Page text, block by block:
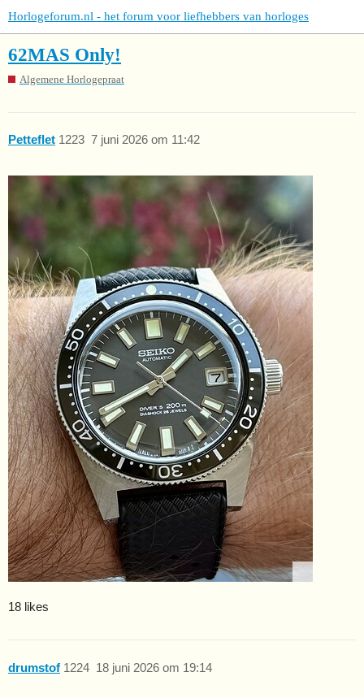
Horlogeforum.nl - het forum voor liefhebbers van horloges
62MAS Only!
Algemene Horlogepraat
Petteflet 7 juni 2026 om 11:42
1223
18 likes
drumstof 18 juni 2026 om 19:14
1224